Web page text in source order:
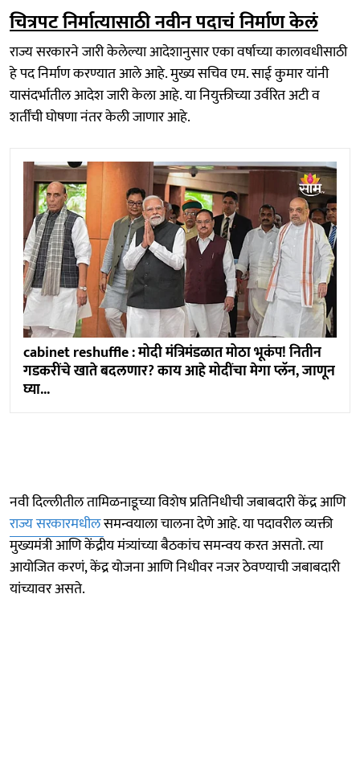
चित्रपट निर्मात्यासाठी नवीन पदाचं निर्माण केलं
राज्य सरकारने जारी केलेल्या आदेशानुसार एका वर्षाच्या कालावधीसाठी
हे पद निर्माण करण्यात आले आहे. मुख्य सचिव एम. साई कुमार यांनी
यासंदर्भातील आदेश जारी केला आहे. या नियुक्तीच्या उर्वरित अटी व
शर्तींची घोषणा नंतर केली जाणार आहे.
cabinet reshuffle : मोदी मंत्रिमंडळात मोठा भूकंप! नितीन
गडकरींचे खाते बदलणार? काय आहे मोदींचा मेगा प्लॅन, जाणून
घ्या...
नवी दिल्लीतील तामिळनाडूच्या विशेष प्रतिनिधीची जबाबदारी केंद्र आणि
राज्य सरकारमधीलसमन्वयाला चालना देणे आहे. या पदावरील व्यक्ती
मुख्यमंत्री आणि केंद्रीय मंत्र्यांच्या बैठकांच समन्वय करत असतो. त्या
आयोजित करणं, केंद्र योजना आणि निधीवर नजर ठेवण्याची जबाबदारी
यांच्यावर असते.